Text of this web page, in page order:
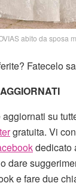
abito da sposa
Fatecelo
su
gratuita. Vi
dedicato
dare
e fare due